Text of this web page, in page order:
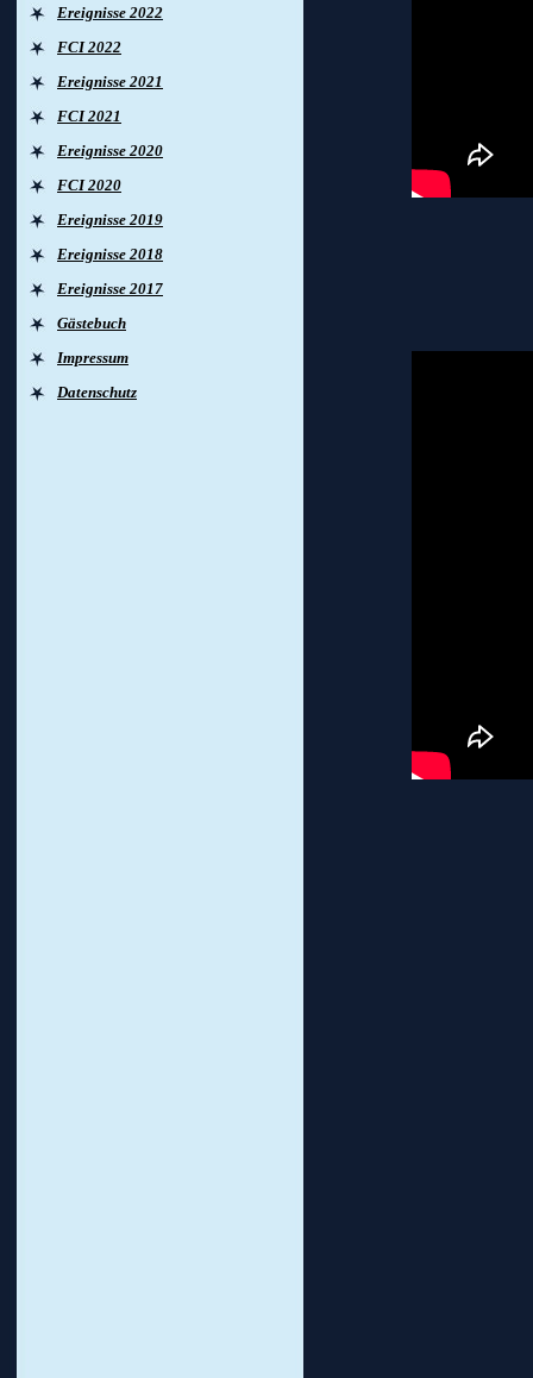
Ereignisse 2022
FCI 2022
Ereignisse 2021
FCI 2021
Ereignisse 2020
FCI 2020
Ereignisse 2019
Ereignisse 2018
Ereignisse 2017
Gästebuch
Impressum
Datenschutz